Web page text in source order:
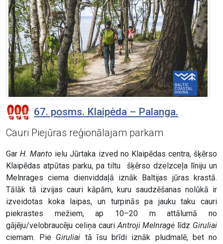
67. posms. Klaipėda – Palanga.
Cauri Piejūras reģionālajam parkam
GarH. Manto ielu Jūrtaka izved no Klaipēdas centra, šķērso
Klaipēdas atpūtas parku, pa tiltu šķērso dzelzceļa līniju un
Melnrages ciema dienviddaļā iznāk Baltijas jūras krastā.
Tālāk tā izvijas cauri kāpām, kuru saudzēšanas nolūkā ir
izveidotas koka laipas, un turpinās pa jauku taku cauri
piekrastes mežiem, ap 10–20 m attālumā no
gājēju/velobraucēju celiņa cauriAntroji Melnragė līdz Giruliai
ciemam. Pie Giruliai tā īsu brīdi iznāk pludmalē, bet no